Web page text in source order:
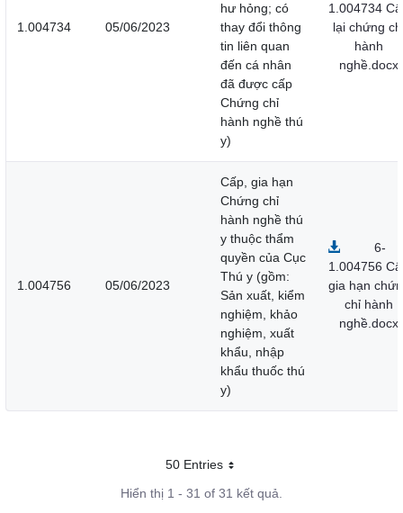
1.004734 05/06/2023
hư hỏng; có
thay đổi thông
tin liên quan
đến cá nhân
đã được cấp
Chứng chỉ
hành nghề thú
y)
1.004734
lại chứng
hành
nghề.docx
1.004756 05/06/2023
Cấp, gia hạn
Chứng chỉ
hành nghề thú
y thuộc thẩm
quyền của Cục
Thú y (gồm:
Sản xuất, kiểm
nghiệm, khảo
nghiệm, xuất
khẩu, nhập
khẩu thuốc thú
y)
6-
1.004756
gia hạn
chỉ hành
nghề.docx
50 EntriesMỗi trang
Hiển thị 1 - 31 of 31 kết quả.